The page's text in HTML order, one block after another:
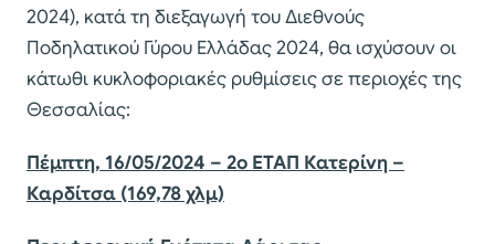
2024), κατά τη διεξαγωγή του Διεθνούς
Ποδηλατικού Γύρου Ελλάδας 2024, θα ισχύσουν οι
κάτωθι κυκλοφοριακές ρυθμίσεις σε περιοχές της
Θεσσαλίας:
Πέμπτη, 16/05/2024 – 2ο ΕΤΑΠ Κατερίνη –
Καρδίτσα (169,78 χλμ)